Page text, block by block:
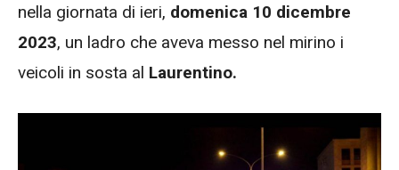
nella giornata di ieri, domenica 10 dicembre
2023, un ladro che aveva messo nel mirino i
veicoli in sosta al Laurentino.